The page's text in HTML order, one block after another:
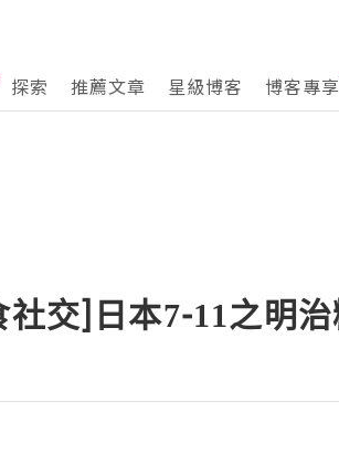
探索 推薦文章 星級博客 博客專享
交]日本7-11之明